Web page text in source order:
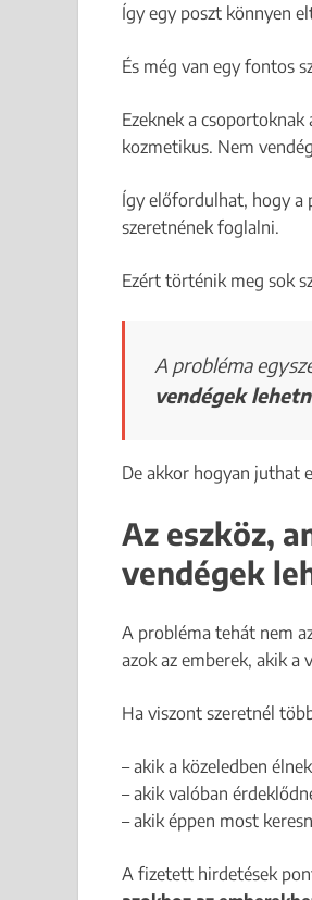
Így egy poszt könnyen
És még van egy fontos
Ezeknek a
kozmetikus. Nem
Így előfordulhat, hogy a
szeretnének foglalni.
Ezért történik meg sok
A probléma
vendégek
De akkor hogyan juthat
Az eszköz,
vendégek
A probléma tehát nem
azok az emberek, akik a
Ha viszont szeretnél
– akik a közeledben
– akik valóban
– akik éppen most
A fizetett hirdetések